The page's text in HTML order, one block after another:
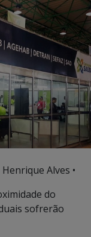
Alves •
do
sofrerão